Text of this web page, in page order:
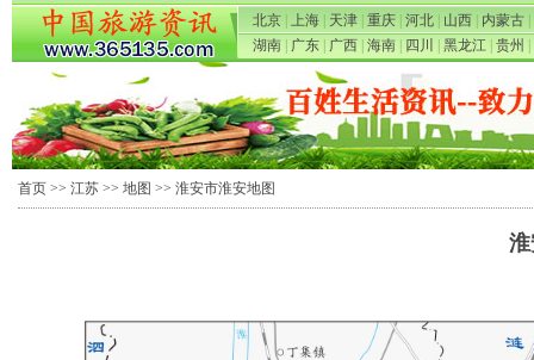
北京 上海 天津 重庆 河北 山西 内蒙古
湖南
广东 广西 海南 四川 黑龙江 贵州
首页 >> 江苏 >> 地图 >> 淮安市淮安地图